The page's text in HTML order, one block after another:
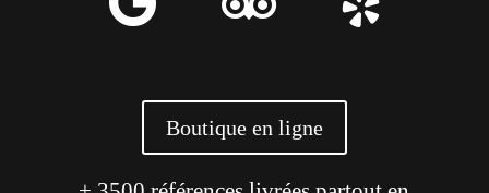
Boutique en ligne